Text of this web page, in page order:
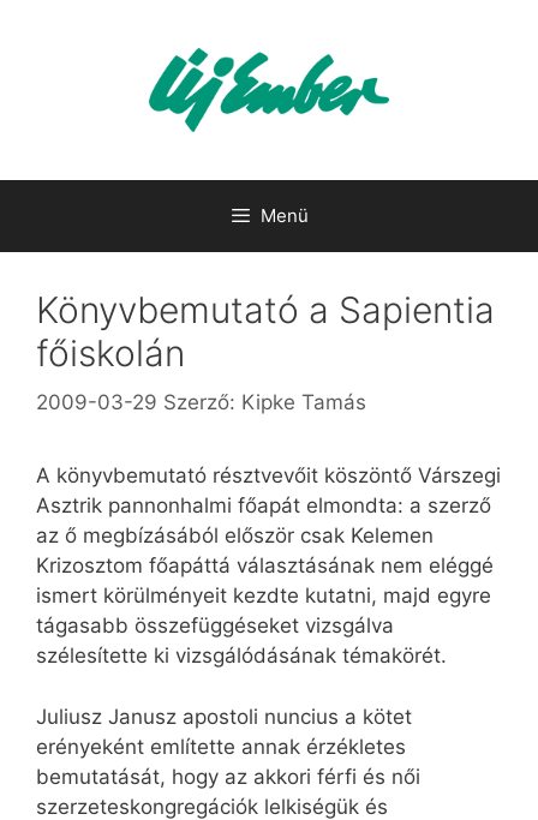
Menü
Könyvbemutató a Sapientia
főiskolán
2009-03-29 Szerző: Kipke Tamás
A könyvbemutató résztvevőit köszöntő Várszegi
Asztrik pannonhalmi főapát elmondta: a szerző
az ő megbízásából először csak Kelemen
Krizosztom főapáttá választásának nem eléggé
ismert körülményeit kezdte kutatni, majd egyre
tágasabb összefüggéseket vizsgálva
szélesítette ki vizsgálódásának témakörét.
Juliusz Janusz apostoli nuncius a kötet
erényeként említette annak érzékletes
bemutatását, hogy az akkori férfi és női
szerzeteskongregációk lelkiségük és